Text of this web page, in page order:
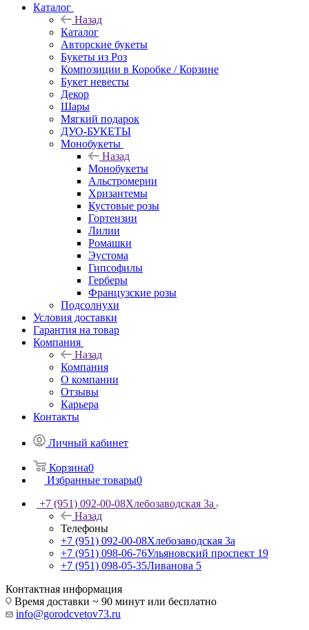
Каталог
Назад
Каталог
Авторские букеты
Букеты из Роз
Композиции в Коробке / Корзине
Букет невесты
Декор
Шары
Мягкий подарок
ДУО-БУКЕТЫ
Монобукеты
Назад
Монобукеты
Альстромерии
Хризантемы
Кустовые розы
Гортензии
Лилии
Ромашки
Эустома
Гипсофилы
Герберы
Французские розы
Подсолнухи
Условия доставки
Гарантия на товар
Компания
Назад
Компания
О компании
Отзывы
Карьера
Контакты
Личный кабинет
Корзина0
Избранные товары0
+7 (951) 092-00-08Хлебозаводская 3а
Назад
Телефоны
+7 (951) 092-00-08Хлебозаводская 3а
+7 (951) 098-06-76Ульяновский проспект 19
+7 (951) 098-05-35Ливанова 5
Контактная информация
Время доставки ~ 90 минут или бесплатно
info@gorodcvetov73.ru